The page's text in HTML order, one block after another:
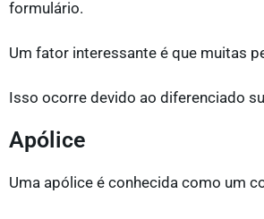
formulário.
Um fator interessante é que muitas
Isso ocorre devido ao diferenciado
Apólice
Uma apólice é conhecida como um